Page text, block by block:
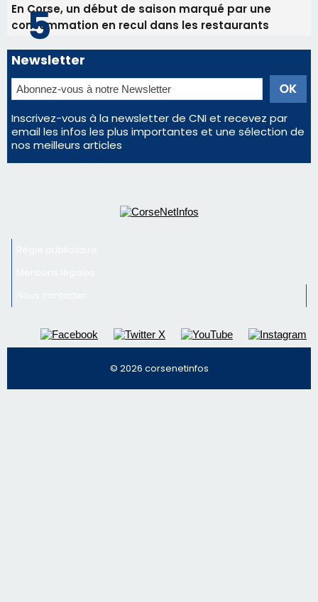
En Corse, un début de saison marqué par une
consommation en recul dans les restaurants
Newsletter
Inscrivez-vous à la newsletter de CNI et recevez par
email les infos les plus importantes et une sélection de
nos meilleurs articles
© 2026 corsenetinfos